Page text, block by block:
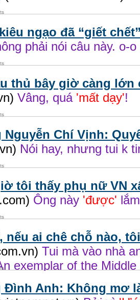
ngạo đã “giết
phải nói câu này. o-o
thủ bây giờ càng lớn
Vâng, quá 'mất dạy'!
Chí Vịnh:
Nói hay, nhưng tui k
tôi thấy phụ nữ VN
Ông này 'được'
nếu ai chê chỗ nào,
Tui mà vào nhà
exemplar of the Middle
Đình Anh: Không mơ